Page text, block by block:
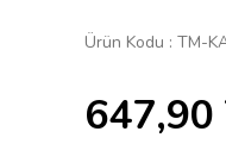
Ürün Kodu : TM-
647,90